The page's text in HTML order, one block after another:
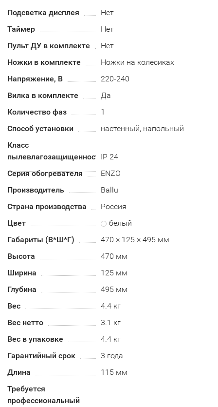
Подсветка дисплея
Нет
Таймер
Нет
Пульт ДУ в комплекте
Нет
Ножки в комплекте
Ножки на колесиках
Напряжение, В
220-240
Вилка в комплекте
Да
Количество фаз
1
Способ установки
настенный, напольный
Класс
пылевлагозащищенностиIP 24
Серия обогревателя
ENZO
Производитель
Ballu
Страна производства
Россия
Цвет
белый
Габариты (В*Ш*Г)
470 × 125 × 495 мм
Высота
470 мм
Ширина
125 мм
Глубина
495 мм
Вес
4.4 кг
Вес нетто
3.1 кг
Вес в упаковке
4.4 кг
Гарантийный срок
3 года
Длина
115 мм
Требуется
профессиональный